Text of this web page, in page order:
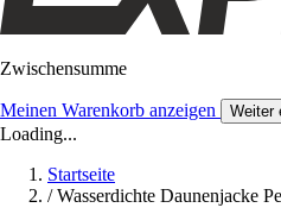
Zwischensumme
Meinen Warenkorb anzeigen Weiter
Loading...
Startseite
/ Wasserdichte Daunenjacke